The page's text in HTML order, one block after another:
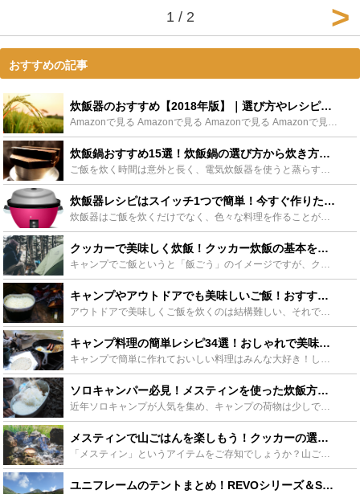
1 / 2
おすすめの記事
炊飯器のおすすめ【2018年版】｜選び方やレシピまで - Leisurego(レジャーゴー)
Amazonで見る Amazonで見る Amazonで見る Amazonで見る Amazonで見る Amazonで見る Amazonで見る Amazonで見る Amazonで見る Amazonで見る...
炊飯鍋おすすめ15選！炊飯鍋の選び方から炊き方までご紹介！ - Leisurego(レジャーゴー)
ご飯を炊く時間は意外と長く、電気炊飯器を使うと蒸らす時間を除いても数十分かかったり、早炊きにすると美味しさが損なわれたりします。「ご飯を早く、そして美味しく炊く方法はないかなぁ」と思った方、鍋で炊く...
炊飯器レシピはスイッチ1つで簡単！今すぐ作りたくなる人気レシピ35選 - Leisurego(レジャーゴー)
炊飯器はご飯を炊くだけでなく、色々な料理を作ることができる優秀な家電です。ガスやフライパンを使わず、スイッチを押すだけで時間になると出来上がるので料理が得意でない方も簡単に手の込んだ料理が作れるのが...
クッカーで美味しく炊飯！クッカー炊飯の基本をマスターしよう - Leisurego(レジャーゴー)
キャンプでご飯というと「飯ごう」のイメージですが、クッカーならもっと簡単に炊飯ができます。クッカーはまさに、キャンプ炊飯のマストギアなのです。そこで今回は、炊飯用クッカーを選ぶポイントや、クッカーで...
キャンプやアウトドアでも美味しいご飯！おすすめギアから空き缶まで？炊飯方法大公開 - Leisurego(レジャーゴー)
アウトドアで美味しくご飯を炊くのは結構難しい、それでも美味しいご飯が食べたい。そんな人の要望を叶えてくれるキャンプでおすすめの炊飯ギアをご紹介します。また、美味しくご飯を炊くための炊飯テクニックも合...
キャンプ料理の簡単レシピ34選！おしゃれで美味しい料理を一挙紹介！ - Leisurego(レジャーゴー)
キャンプで簡単に作れておいしい料理はみんな大好き！しかもインスタ映えするおしゃれ料理がいっぱいです。設営の時間や夜食タイムなどにさっと出せる簡単料理から、ほっとけばできちゃうズボラで簡単な本格料理ま...
ソロキャンパー必見！メスティンを使った炊飯方法をご紹介！ - Leisurego(レジャーゴー)
近年ソロキャンプが人気を集め、キャンプの荷物は少しでも軽くしたいですよね。そこでおすすめなのがメスティン。メスティンは炊飯にも使え、そして軽量です。今度のソロキャンプはメスティンで炊飯をしてみてはい...
メスティンで山ごはんを楽しもう！クッカーの選び方や炊飯の仕方も - Leisurego(レジャーゴー)
「メスティン」というアイテムをご存知でしょうか？山ごはんを楽しみたい人のための、非常に便利なアウトドアグッズです。キャンプや登山でも、これがあれば料理の幅が広がります。メスティン以外のおすすめクッカ...
ユニフレームのテントまとめ！REVOシリーズ＆SORAシリーズやその他テントも全部チェック！ - Leisurego(レジャーゴー)